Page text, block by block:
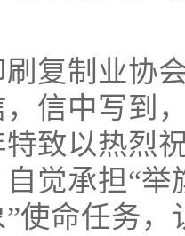
复制业协
信中写到
致以热烈
觉承担“
使命任务